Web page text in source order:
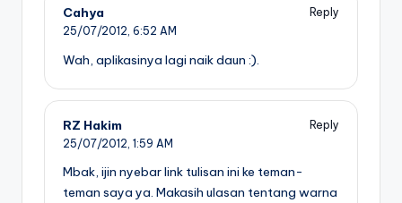
Cahya
Reply
25/07/2012, 6:52 AM
Wah, aplikasinya lagi naik daun :).
RZ Hakim
Reply
25/07/2012, 1:59 AM
Mbak, ijin nyebar link tulisan ini ke teman-
teman saya ya. Makasih ulasan tentang warna